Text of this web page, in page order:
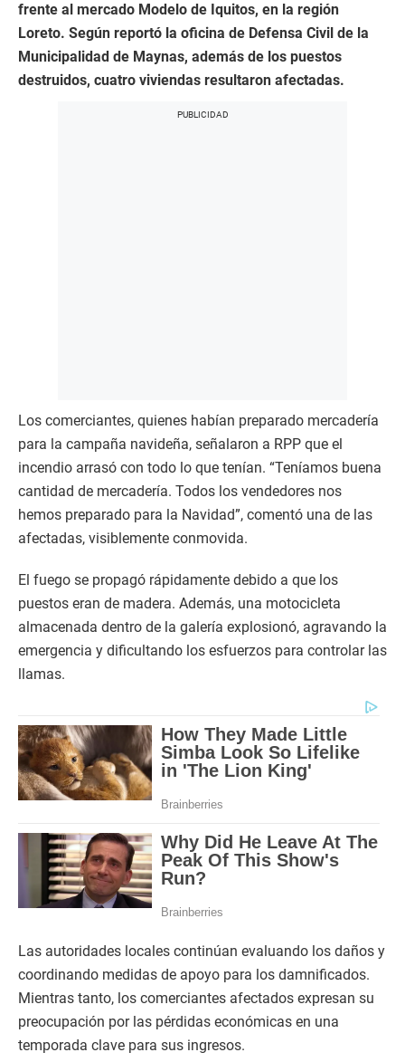
frente al mercado Modelo de Iquitos, en la región
Loreto. Según reportó la oficina de Defensa Civil de la
Municipalidad de Maynas, además de los puestos
destruidos, cuatro viviendas resultaron afectadas.
Los comerciantes, quienes habían preparado mercadería
para la campaña navideña, señalaron a RPP que el
incendio arrasó con todo lo que tenían. “Teníamos buena
cantidad de mercadería. Todos los vendedores nos
hemos preparado para la Navidad”, comentó una de las
afectadas, visiblemente conmovida.
El fuego se propagó rápidamente debido a que los
puestos eran de madera. Además, una motocicleta
almacenada dentro de la galería explosionó, agravando la
emergencia y dificultando los esfuerzos para controlar las
llamas.
Las autoridades locales continúan evaluando los daños y
coordinando medidas de apoyo para los damnificados.
Mientras tanto, los comerciantes afectados expresan su
preocupación por las pérdidas económicas en una
temporada clave para sus ingresos.